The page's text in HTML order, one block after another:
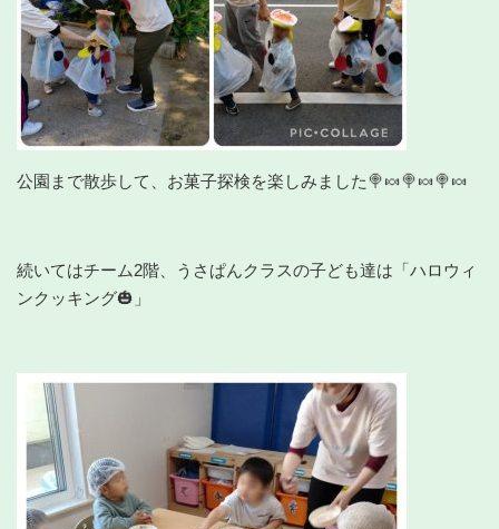
公園まで散歩して、お菓子探検を楽しみました🍭🍬🍭🍬🍭🍬
続いてはチーム2階、うさぱんクラスの子ども達は「ハロウィ
ンクッキング🎃」